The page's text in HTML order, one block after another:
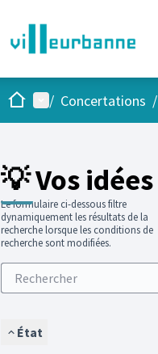
AccueilMenu principal
/ Concertations /
💡 Vos idées
Le formulaire ci-dessous filtre
dynamiquement les résultats de la
recherche lorsque les conditions de
recherche sont modifiées.
État